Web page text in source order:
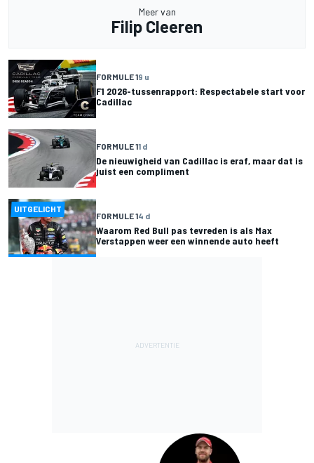
Meer van
Filip Cleeren
FORMULE 19 u
F1 2026-tussenrapport: Respectabele start voor
Cadillac
FORMULE 11 d
De nieuwigheid van Cadillac is eraf, maar dat is
juist een compliment
UITGELICHT
FORMULE 14 d
Waarom Red Bull pas tevreden is als Max
Verstappen weer een winnende auto heeft